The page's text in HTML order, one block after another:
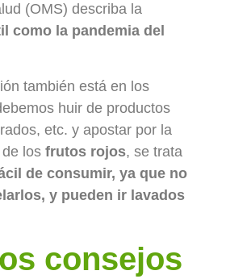
(OMS) describa la
como la pandemia del
también está en los
huir de productos
etc. y apostar por la
los frutos rojos, se trata
de consumir, ya que no
y pueden ir lavados
consejos